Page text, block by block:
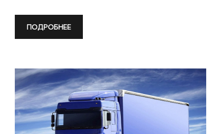
ПОДРОБНЕЕ